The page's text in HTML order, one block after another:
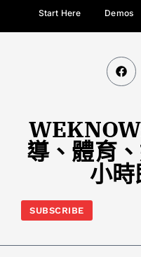
Start Here Demos
導、體育
小
SUBSCRIBE